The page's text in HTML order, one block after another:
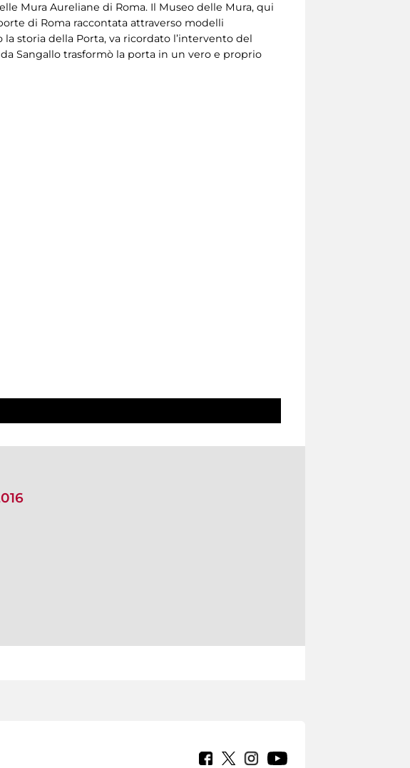
Mura Aureliane di Roma. Il Museo delle Mura, qui
di Roma raccontata attraverso modelli
storia della Porta, va ricordato l’intervento del
Sangallo trasformò la porta in un vero e proprio